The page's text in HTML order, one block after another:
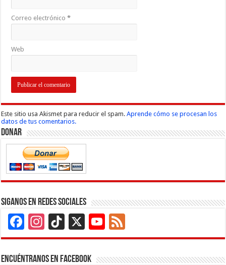
Correo electrónico*
Web
Este sitio usa Akismet para reducir el spam.Aprende cómo se procesan los
datos de tus comentarios.
Donar
Siganos en Redes Sociales
Facebook
Instagram
TikTok
X
YouTube
Channel
Encuéntranos en Facebook